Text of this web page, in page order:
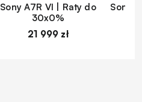
Sony A7R VI | Raty do
30x0%
21 999 zł
Sony